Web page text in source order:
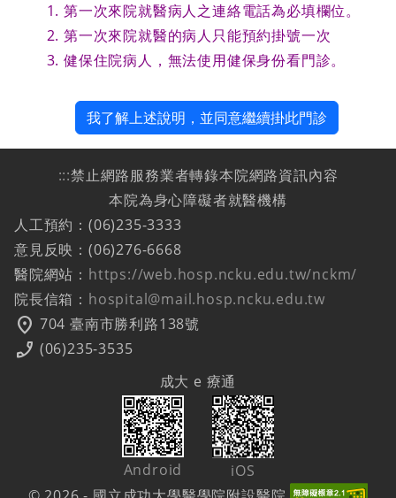
第一次來院就醫病人之連絡電話為必填欄位。
第一次來院就醫的病人只能預約掛號一次
健保住院病人，無法使用健保身份看門診。
我了解上述說明，並同意繼續掛此門診
:::禁止網路服務業者轉錄本院網路資訊內容
本院為身心障礙者就醫機構
人工預約：(06)235-3333
意見反映：(06)276-6668
醫院網站： https://web.hosp.ncku.edu.tw/nckm/
院長信箱： hospital@mail.hosp.ncku.edu.tw
location_on 704 臺南市勝利路138號
phone_enabled (06)235-3535
成大 e 療通
Android
iOS